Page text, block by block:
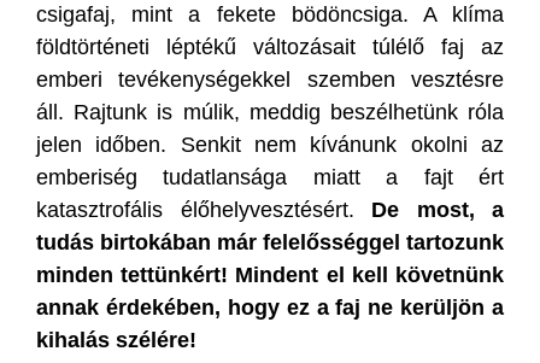
csigafaj, mint a fekete bödöncsiga. A klíma
földtörténeti léptékű változásait túlélő faj az
emberi tevékenységekkel szemben vesztésre
áll. Rajtunk is múlik, meddig beszélhetünk róla
jelen időben. Senkit nem kívánunk okolni az
emberiség tudatlansága miatt a fajt ért
katasztrofális élőhelyvesztésért. De most, a
tudás birtokában már felelősséggel tartozunk
minden tettünkért! Mindent el kell követnünk
annak érdekében, hogy ez a faj ne kerüljön a
kihalás szélére!